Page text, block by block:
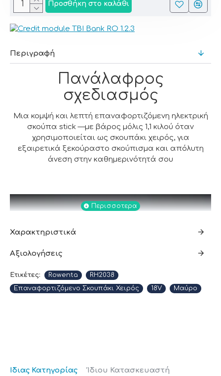
Προσθήκη στο καλάθι
Περιγραφή
Πανάλαφρος
σχεδιασμός
Μια κομψή και λεπτή επαναφορτιζόμενη ηλεκτρική
σκούπα stick —με βάρος μόλις 1,1 κιλού όταν
χρησιμοποιείται ως σκουπάκι χειρός, για
εξαιρετικά ξεκούραστο σκούπισμα και απόλυτη
άνεση στην καθημερινότητά σου
κάδου
Χαρακτηριστικά
Αξιολογήσεις
Ετικέτες: Rowenta
RH2038
Επαναφορτιζόμενο Σκουπάκι Χειρός
18V Μαύρο
Ίδιας Κατηγορίας Ίδιου Κατασκευαστή